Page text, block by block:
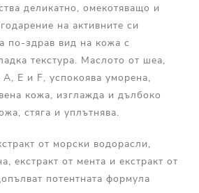
деликатно, омекотяващо и
на активните си
по-здрав вид на кожа с
текстура. Маслото от шеа,
А, Е и F, успокоява уморена,
кожа, изглажда и дълбоко
стяга и уплътнява.
от морски водорасли,
екстракт от мента и екстракт от
потентната формула